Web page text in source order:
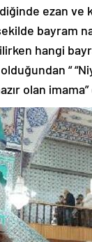
ezan ve
bayram
hangi
“
olan